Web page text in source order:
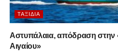
ΤΑΞΊΔΙΑ
Αστυπάλαια, απόδραση στην
Αιγαίου»